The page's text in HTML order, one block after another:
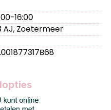
16:00
AJ, Zoetermeer